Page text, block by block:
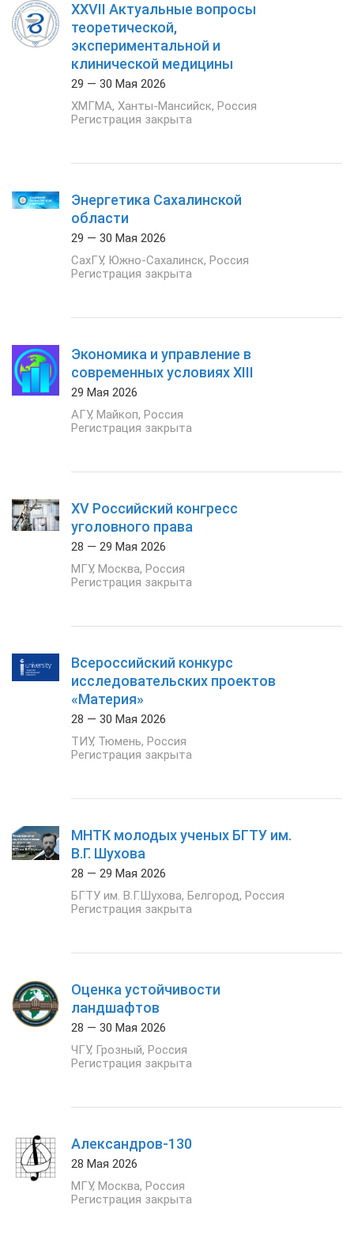
XXVII Актуальные вопросы
теоретической,
экспериментальной и
клинической медицины
29 — 30 Мая 2026
ХМГМА, Ханты-Мансийск, Россия
Регистрация закрыта
Энергетика Сахалинской
области
29 — 30 Мая 2026
СахГУ, Южно-Сахалинск, Россия
Регистрация закрыта
Экономика и управление в
современных условиях ХIII
29 Мая 2026
АГУ, Майкоп, Россия
Регистрация закрыта
XV Российский конгресс
уголовного права
28 — 29 Мая 2026
МГУ, Москва, Россия
Регистрация закрыта
Всероссийский конкурс
исследовательских проектов
«Материя»
28 — 30 Мая 2026
ТИУ, Тюмень, Россия
Регистрация закрыта
МНТК молодых ученых БГТУ им.
В.Г. Шухова
28 — 29 Мая 2026
БГТУ им. В.Г.Шухова, Белгород, Россия
Регистрация закрыта
Оценка устойчивости
ландшафтов
28 — 30 Мая 2026
ЧГУ, Грозный, Россия
Регистрация закрыта
Александров-130
28 Мая 2026
МГУ, Москва, Россия
Регистрация закрыта